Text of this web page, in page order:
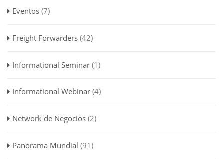
Eventos (7)
Freight Forwarders (42)
Informational Seminar (1)
Informational Webinar (4)
Network de Negocios (2)
Panorama Mundial (91)